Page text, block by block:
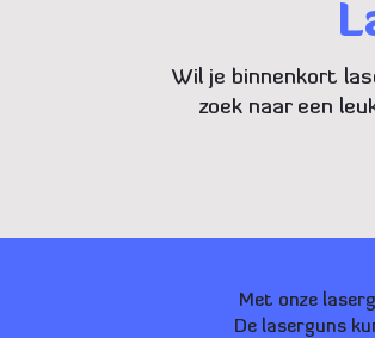
Wil je binnenkort
zoek naar een
Met onze
De laserguns